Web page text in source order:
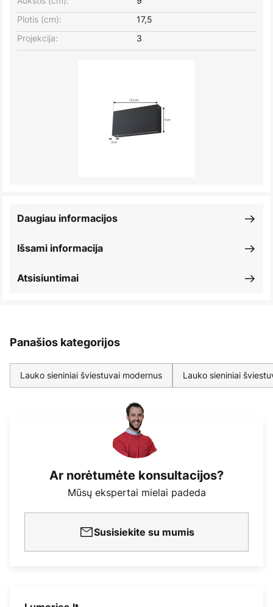
Plotis (cm): 17,5
Projekcija: 3
Išsami informacija
Daugiau informacijos
Atsisiuntimai
Panašios kategorijos
Lauko sieniniai šviestuvai modernus Lauko sieniniai
Ar norėtumėte konsultacijos?
Mūsų ekspertai mielai padeda
Susisiekite su mumis